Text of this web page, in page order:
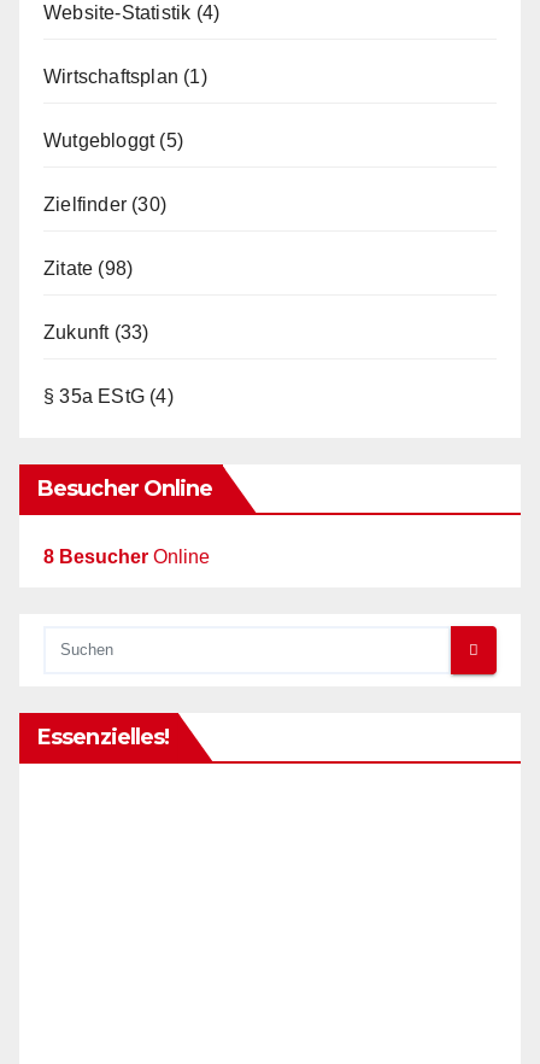
Website-Statistik (4)
Wirtschaftsplan (1)
Wutgebloggt(5)
Zielfinder (30)
Zitate (98)
Zukunft(33)
§ 35a EStG (4)
Besucher Online
8 Besucher Online
Essenzielles!